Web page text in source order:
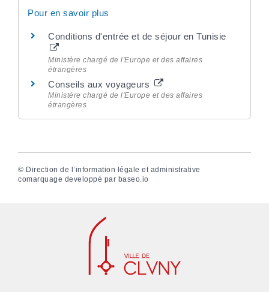
Pour en savoir plus
Conditions d'entrée et de séjour en Tunisie
Ministère chargé de l'Europe et des affaires
étrangères
Conseils aux voyageurs
Ministère chargé de l'Europe et des affaires
étrangères
© Direction de l’information légale et administrative
comarquage developpé par baseo.io